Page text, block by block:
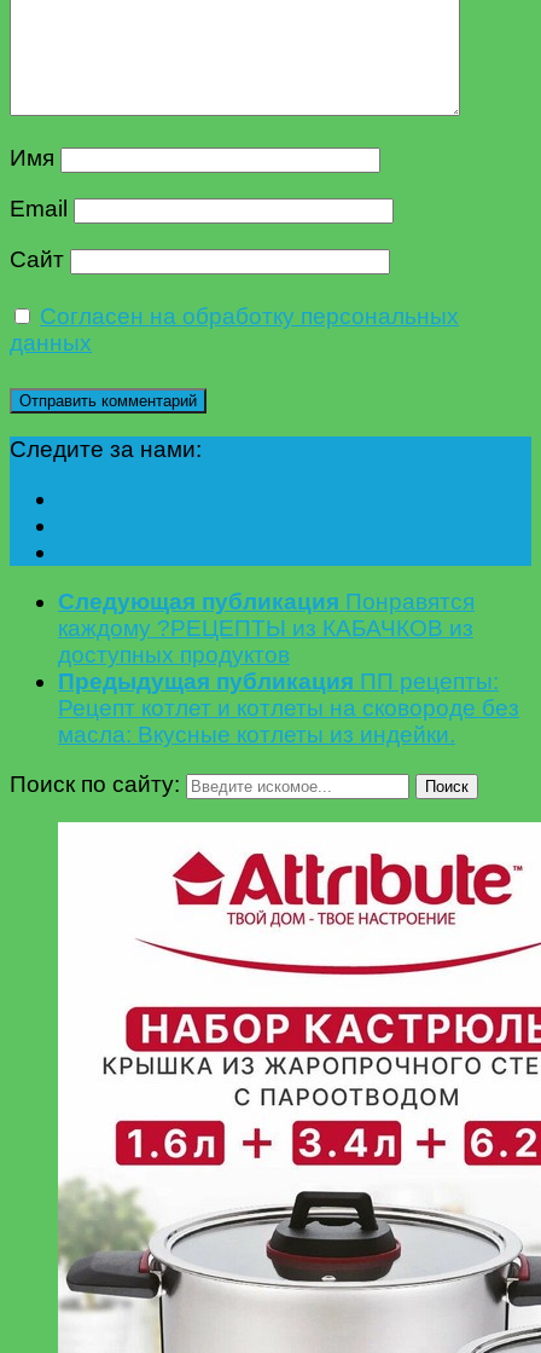
Имя
Email
Сайт
Согласен на обработку персональных
данных
Следите за нами:
Следующая публикация Понравятся
каждому ?РЕЦЕПТЫ из КАБАЧКОВ из
доступных продуктов
Предыдущая публикация ПП рецепты:
Рецепт котлет и котлеты на сковороде без
масла: Вкусные котлеты из индейки.
Поиск по сайту:
Поиск